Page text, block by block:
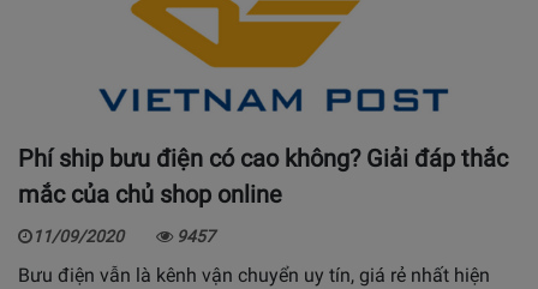
Phí ship bưu điện có cao không? Giải đáp thắc
mắc của chủ shop online
11/09/2020 9457
Bưu điện vẫn là kênh vận chuyển uy tín, giá rẻ nhất hiện